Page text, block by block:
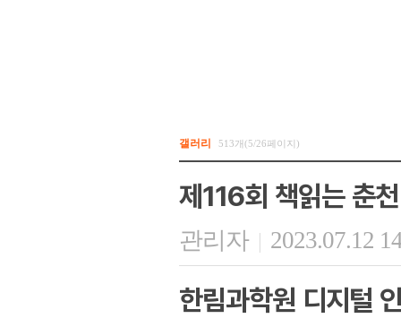
갤러리 513개(5/26페이지)
제116회 책읽는 춘천
관리자 | 2023.07.12
한림과학원 디지털